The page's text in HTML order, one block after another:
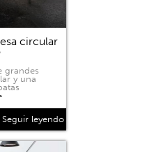
circular
grandes
y una
Seguir leyendo